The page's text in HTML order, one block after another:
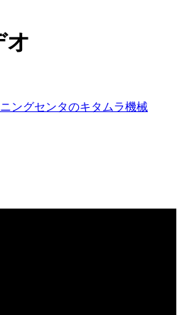
オ
ングセンタのキタムラ機械